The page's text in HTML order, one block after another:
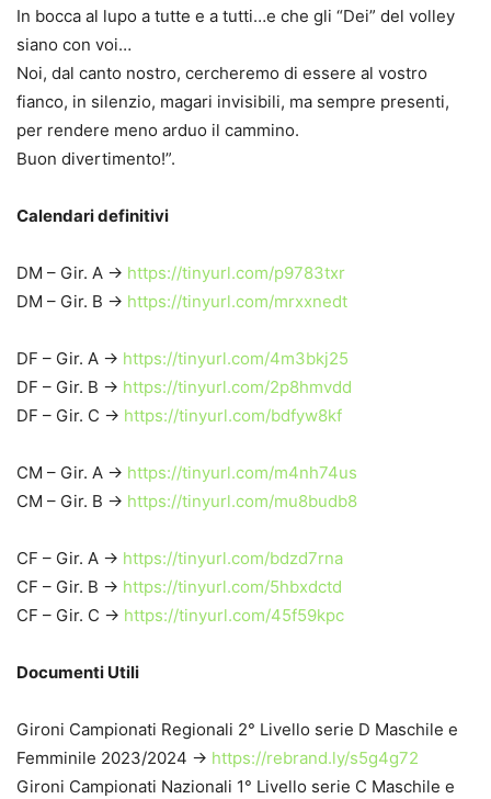
In bocca al lupo a tutte e a tutti…e che gli “Dei” del volley
siano con voi…
Noi, dal canto nostro, cercheremo di essere al vostro
fianco, in silenzio, magari invisibili, ma sempre presenti,
per rendere meno arduo il cammino.
Buon divertimento!”.
Calendari definitivi
DM – Gir. A -> https://tinyurl.com/p9783txr
DM – Gir. B -> https://tinyurl.com/mrxxnedt
DF – Gir. A -> https://tinyurl.com/4m3bkj25
DF – Gir. B -> https://tinyurl.com/2p8hmvdd
DF – Gir. C -> https://tinyurl.com/bdfyw8kf
CM – Gir. A -> https://tinyurl.com/m4nh74us
CM – Gir. B -> https://tinyurl.com/mu8budb8
CF – Gir. A -> https://tinyurl.com/bdzd7rna
CF – Gir. B -> https://tinyurl.com/5hbxdctd
CF – Gir. C -> https://tinyurl.com/45f59kpc
Documenti Utili
Gironi Campionati Regionali 2° Livello serie D Maschile e
Femminile 2023/2024 -> https://rebrand.ly/s5g4g72
Gironi Campionati Nazionali 1° Livello serie C Maschile e